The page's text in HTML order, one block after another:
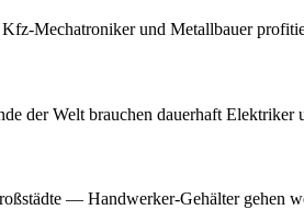
Mechatroniker und Metallbauer
der Welt brauchen dauerhaft Elektriker
— Handwerker-Gehälter gehen